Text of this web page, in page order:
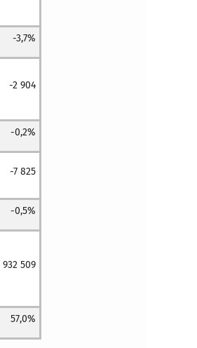
-3,7%
-2 904
-0,2%
-7 825
-0,5%
932 509
57,0%